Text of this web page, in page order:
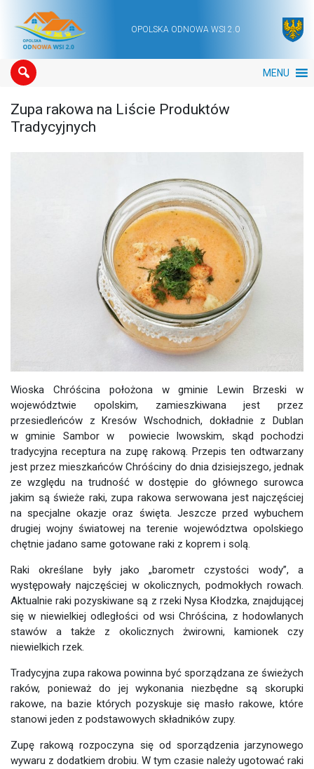
Main NavigationOPOLSKA ODNOWA WSI 2.0
MENU
Zupa rakowa na Liście Produktów
Tradycyjnych
Wioska Chróścina położona w gminie Lewin Brzeski w
województwie opolskim, zamieszkiwana jest przez
przesiedleńców z Kresów Wschodnich, dokładnie z Dublan
w gminie Sambor w powiecie lwowskim, skąd pochodzi
tradycyjna receptura na zupę rakową. Przepis ten odtwarzany
jest przez mieszkańców Chróściny do dnia dzisiejszego, jednak
ze względu na trudność w dostępie do głównego surowca
jakim są świeże raki, zupa rakowa serwowana jest najczęściej
na specjalne okazje oraz święta. Jeszcze przed wybuchem
drugiej wojny światowej na terenie województwa opolskiego
chętnie jadano same gotowane raki z koprem i solą.
Raki określane były jako „barometr czystości wody”, a
występowały najczęściej w okolicznych, podmokłych rowach.
Aktualnie raki pozyskiwane są z rzeki Nysa Kłodzka, znajdującej
się w niewielkiej odległości od wsi Chróścina, z hodowlanych
stawów a także z okolicznych żwirowni, kamionek czy
niewielkich rzek.
Tradycyjna zupa rakowa powinna być sporządzana ze świeżych
raków, ponieważ do jej wykonania niezbędne są skorupki
rakowe, na bazie których pozyskuje się masło rakowe, które
stanowi jeden z podstawowych składników zupy.
Zupę rakową rozpoczyna się od sporządzenia jarzynowego
wywaru z dodatkiem drobiu. W tym czasie należy ugotować raki